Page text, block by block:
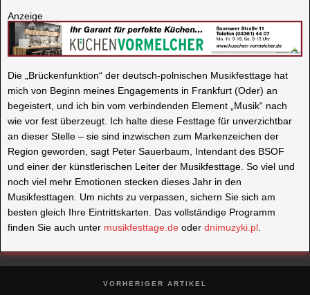
Anzeige
Die „Brückenfunktion“ der deutsch-polnischen Musikfesttage hat
mich von Beginn meines Engagements in Frankfurt (Oder) an
begeistert, und ich bin vom verbindenden Element „Musik“ nach
wie vor fest überzeugt. Ich halte diese Festtage für unverzichtbar
an dieser Stelle – sie sind inzwischen zum Markenzeichen der
Region geworden, sagt Peter Sauerbaum, Intendant des BSOF
und einer der künstlerischen Leiter der Musikfesttage. So viel und
noch viel mehr Emotionen stecken dieses Jahr in den
Musikfesttagen. Um nichts zu verpassen, sichern Sie sich am
besten gleich Ihre Eintrittskarten. Das vollständige Programm
finden Sie auch unter musikfesttage.de oder dnimuzyki.pl.
VORHERIGER ARTIKEL